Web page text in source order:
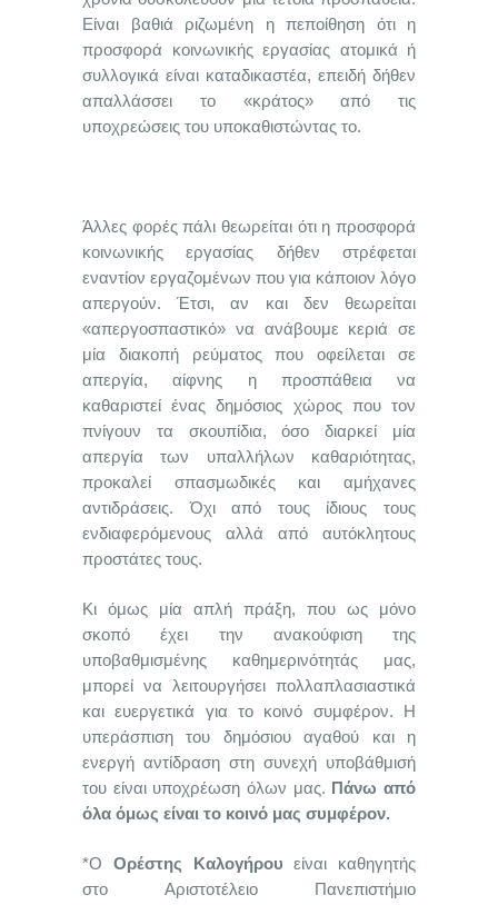
Είναι βαθιά ριζωμένη η πεποίθηση ότι η
προσφορά κοινωνικής εργασίας ατομικά ή
συλλογικά είναι καταδικαστέα, επειδή δήθεν
απαλλάσσει το «κράτος» από τις
υποχρεώσεις του υποκαθιστώντας το.
Άλλες φορές πάλι θεωρείται ότι η προσφορά
κοινωνικής εργασίας δήθεν στρέφεται
εναντίον εργαζομένων που για κάποιον λόγο
απεργούν. Έτσι, αν και δεν θεωρείται
«απεργοσπαστικό» να ανάβουμε κεριά σε
μία διακοπή ρεύματος που οφείλεται σε
απεργία, αίφνης η προσπάθεια να
καθαριστεί ένας δημόσιος χώρος που τον
πνίγουν τα σκουπίδια, όσο διαρκεί μία
απεργία των υπαλλήλων καθαριότητας,
προκαλεί σπασμωδικές και αμήχανες
αντιδράσεις. Όχι από τους ίδιους τους
ενδιαφερόμενους αλλά από αυτόκλητους
προστάτες τους.
Κι όμως μία απλή πράξη, που ως μόνο
σκοπό έχει την ανακούφιση της
υποβαθμισμένης καθημερινότητάς μας,
μπορεί να λειτουργήσει πολλαπλασιαστικά
και ευεργετικά για το κοινό συμφέρον. Η
υπεράσπιση του δημόσιου αγαθού και η
ενεργή αντίδραση στη συνεχή υποβάθμισή
του είναι υποχρέωση όλων μας. Πάνω από
όλα όμως είναι το κοινό μας συμφέρον.
*Ο Ορέστης Καλογήρου είναι καθηγητής
στο Αριστοτέλειο Πανεπιστήμιο